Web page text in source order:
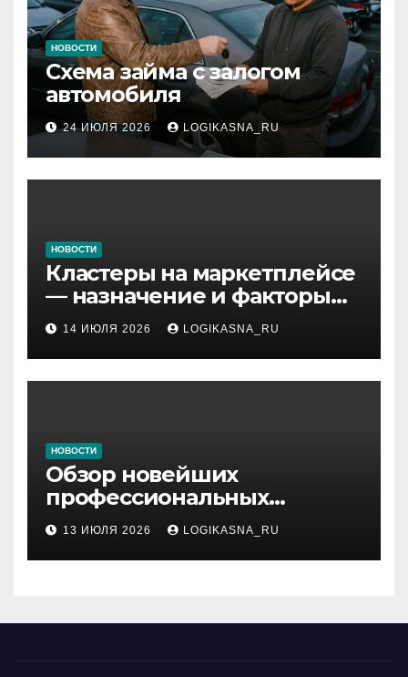
НОВОСТИ
Схема займа с залогом
автомобиля
24 ИЮЛЯ 2026 LOGIKASNA_RU
НОВОСТИ
Кластеры на маркетплейсе
— назначение и факторы
ранжирования складов
14 ИЮЛЯ 2026 LOGIKASNA_RU
НОВОСТИ
Обзор новейших
профессиональных
материалов и
инструментов
13 ИЮЛЯ 2026 LOGIKASNA_RU